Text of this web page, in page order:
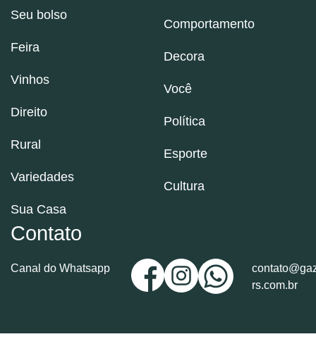
Seu bolso
Feira
Vinhos
Direito
Rural
Variedades
Sua Casa
Comportamento
Decora
Você
Política
Esporte
Cultura
Contato
Canal do Whatsapp
rs.com.br